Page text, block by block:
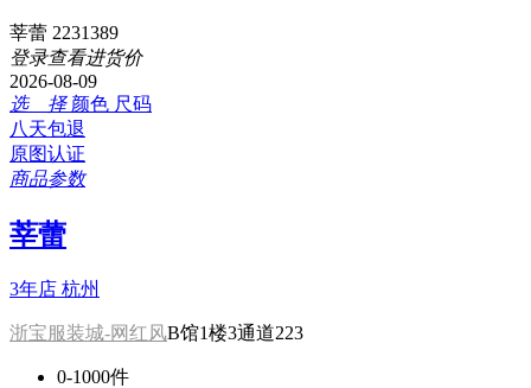
莘蕾 2231389
登录查看进货价
2026-08-09
选 择 颜色 尺码
八天包退
原图认证
商品参数
莘蕾
3年店 杭州
浙宝服装城-网红风B馆1楼3通道223
0-1000件